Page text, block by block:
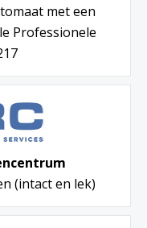
met een
Professionele
(intact en lek)